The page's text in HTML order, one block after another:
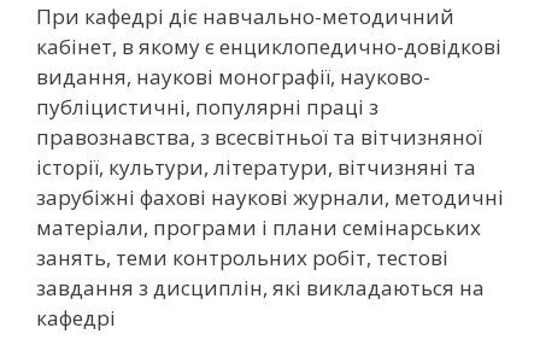
При кафедрі діє навчально-методичний
кабінет, в якому є енциклопедично-довідкові
видання, наукові монографії, науково-
публіцистичні, популярні праці з
правознавства, з всесвітньої та вітчизняної
історії, культури, літератури, вітчизняні та
зарубіжні фахові наукові журнали, методичні
матеріали, програми і плани семінарських
занять, теми контрольних робіт, тестові
завдання з дисциплін, які викладаються на
кафедрі